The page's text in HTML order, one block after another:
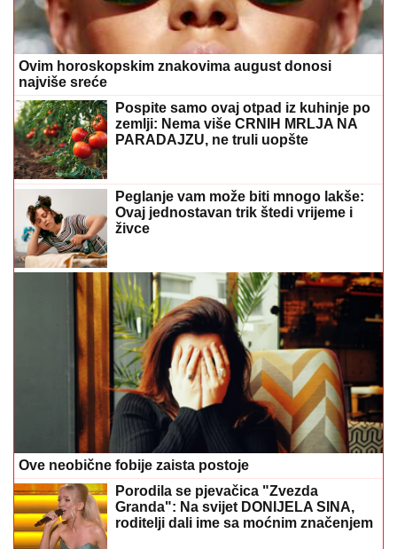
Ovim horoskopskim znakovima august donosi
najviše sreće
Pospite samo ovaj otpad iz kuhinje po
zemlji: Nema više CRNIH MRLJA NA
PARADAJZU, ne truli uopšte
Peglanje vam može biti mnogo lakše:
Ovaj jednostavan trik štedi vrijeme i
živce
Ove neobične fobije zaista postoje
Porodila se pjevačica "Zvezda
Granda": Na svijet DONIJELA SINA,
roditelji dali ime sa moćnim značenjem